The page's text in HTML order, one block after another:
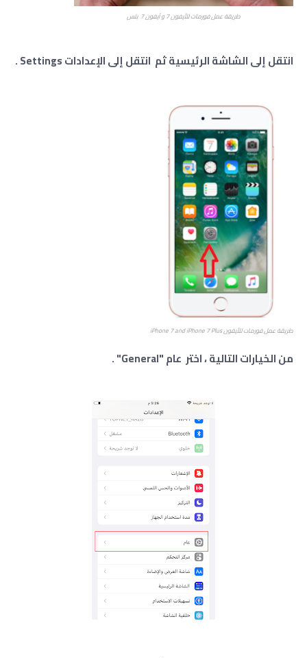
طريقة عمل فورمات للأيفون 7 و آيفون 7 بلس
انتقل إلى الشاشة الرئيسية ثم انتقل إلى الإعدادات Settings .
طريقة عمل فورمات للأيفون iPhone 7 and iPhone 7 Plus
من الخيارات التالية ، اختر عام "General" .